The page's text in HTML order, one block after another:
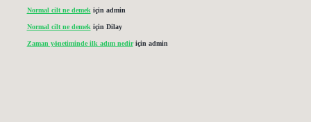
Normal cilt ne demekiçin admin
Normal cilt ne demek için Dilay
Zaman yönetiminde ilk adım nediriçin admin